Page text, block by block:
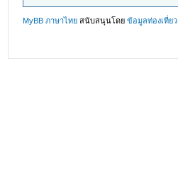
MyBB ภาษาไทย สนับสนุนโดยข้อมูลท่องเที่ยว